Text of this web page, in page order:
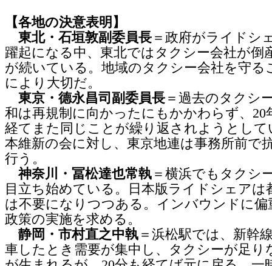
【各地の決意表明】
東北・石垣敦副委員長 ＝政府がライドシ
躍起になる中、東北ではタクシー会社が倒
が続いている。地域のタクシー会社を守る
により大切だ。
東京・德永昌司副委員長 ＝過去のタクシ
和は再規制に向かったにもかかわらず、20
経てまた同じことが繰り返されようとして
本維新の会に対し、東京地連は事務所前で
行う。
神奈川・冨松達也常執 ＝横浜でもタクシ
目立ち始めている。日本版ライドシェアは
は不要になりつつある。インバウンドに偏
政策の実施を求める。
静岡・市村直之中執 ＝浜松駅では、新幹
車したとき需要が集中し、タクシーが足り